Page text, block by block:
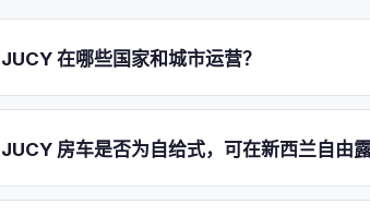
JUCY 在哪些国家和城市运营？
JUCY 在两个国家运营九家机场分店。澳大利亚
Perth。新西兰有三家：North Island 上的
的美国业务（Los Angeles、San Francisco、Las
JUCY 房车是否为自给式，可在新西兰自由露
只有部分车型。JUCY 新西兰将 3 卧的 Chaser、